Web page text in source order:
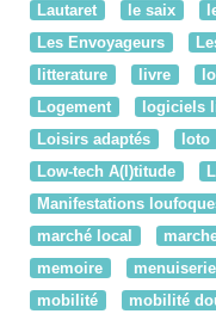
Lautaret
le saix
Les Envoyageurs
litterature
livre
Logement
logiciels
Loisirs adaptés
loto
Low-tech A(l)titude
Manifestations
marché local
memoire
menuiserie
mobilité
mobilité